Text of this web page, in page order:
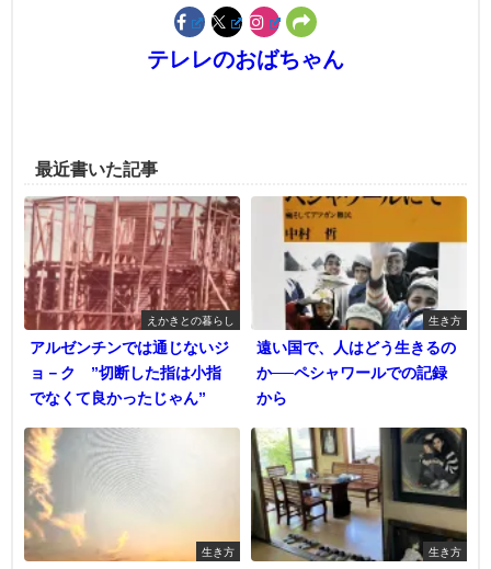
テレレのおばちゃん
最近書いた記事
えかきとの暮らし
アルゼンチンでは通じないジ
ョ－ク ”切断した指は小指
でなくて良かったじゃん”
生き方
遠い国で、人はどう生きるの
か──ペシャワールでの記録
から
生き方 生き方